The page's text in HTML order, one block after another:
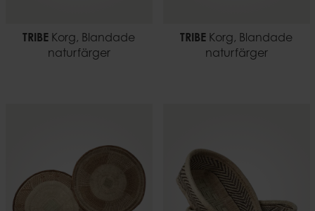
TRIBE Korg, Blandade
naturfärger
TRIBE Korg, Blandade
naturfärger